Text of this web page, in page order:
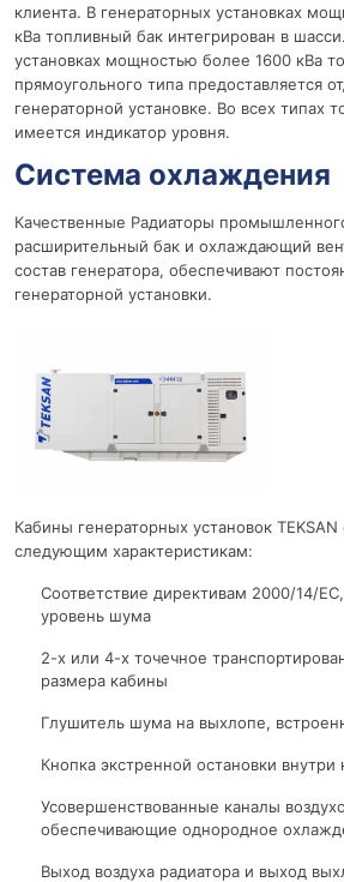
клиента. В генераторных установках
кВа топливный бак интегрирован в
установках мощностью более 1600 кВа
прямоугольного типа предоставляется
генераторной установке. Во всех типах
имеется индикатор уровня.
Система охлаждения
Качественные Радиаторы
расширительный бак и охлаждающий
состав генератора, обеспечивают
генераторной установки.
Кабины генераторных установок TEKSAN
следующим характеристикам:
Соответствие директивам 2000/14/
уровень шума
2-х или 4-х точечное
размера кабины
Глушитель шума на выхлопе,
Кнопка экстренной остановки внутри
Усовершенствованные каналы
обеспечивающие однородное
Выход воздуха радиатора и выход